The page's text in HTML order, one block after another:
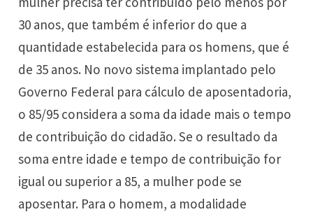
30 anos, que também é inferior do que a
quantidade estabelecida para os homens, que é
de 35 anos. No novo sistema implantado pelo
Governo Federal para cálculo de aposentadoria,
o 85/95 considera a soma da idade mais o tempo
de contribuição do cidadão. Se o resultado da
soma entre idade e tempo de contribuição for
igual ou superior a 85, a mulher pode se
aposentar. Para o homem, a modalidade